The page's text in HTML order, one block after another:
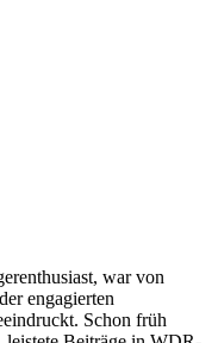
war von
engagierten
Schon früh